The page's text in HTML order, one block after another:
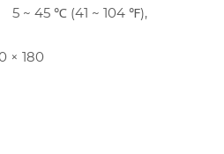
5 ~ 45 ℃ (41 ~ 104 ℉),
× 180